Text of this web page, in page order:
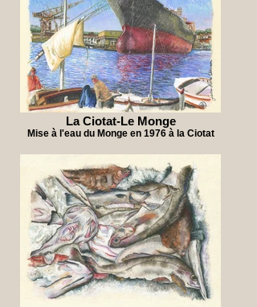
La Ciotat-Le Monge
Mise à l'eau du Monge en 1976 à la Ciotat